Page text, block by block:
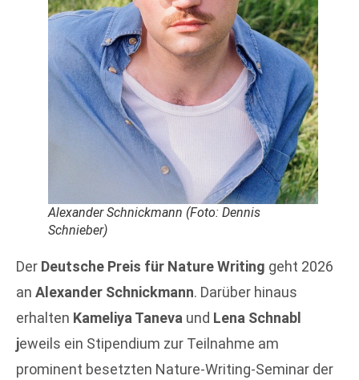
Alexander Schnickmann (Foto: Dennis
Schnieber)
Der Deutsche Preis für Nature Writing geht 2026
an Alexander Schnickmann. Darüber hinaus
erhalten Kameliya Taneva und Lena Schnabl
jeweils ein Stipendium zur Teilnahme am
prominent besetzten Nature-Writing-Seminar der